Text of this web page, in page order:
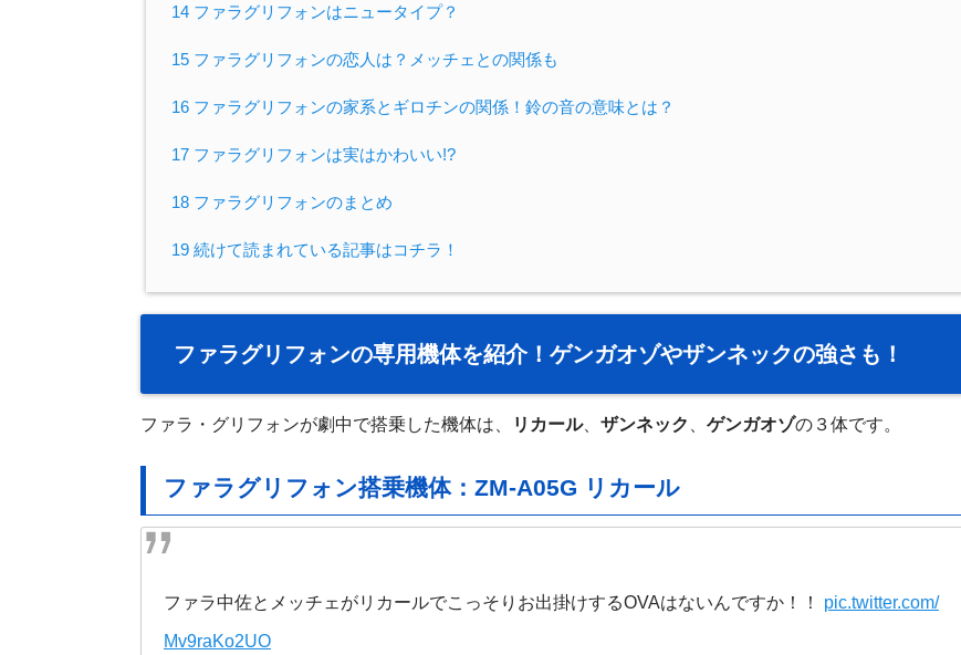
14 ファラグリフォンはニュータイプ？
15 ファラグリフォンの恋人は？メッチェとの関係も
16 ファラグリフォンの家系とギロチンの関係！鈴の音の意味とは？
17 ファラグリフォンは実はかわいい!?
18 ファラグリフォンのまとめ
19 続けて読まれている記事はコチラ！
ファラグリフォンの専用機体を紹介！ゲンガオゾやザンネックの強さも！
ファラ・グリフォンが劇中で搭乗した機体は、 リカール、 ザンネック ゲンガオゾの３体です。
ファラグリフォン搭乗機体：ZM-A05G リカール
ファラ中佐とメッチェがリカールでこっそりお出掛けするOVAはないんですか！！ pic.twitter.com/
Mv9raKo2UO